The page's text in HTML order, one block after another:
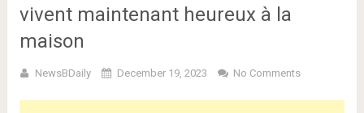
vivent maintenant heureux à la
maison
NewsBDaily December 19, 2023 No Comments